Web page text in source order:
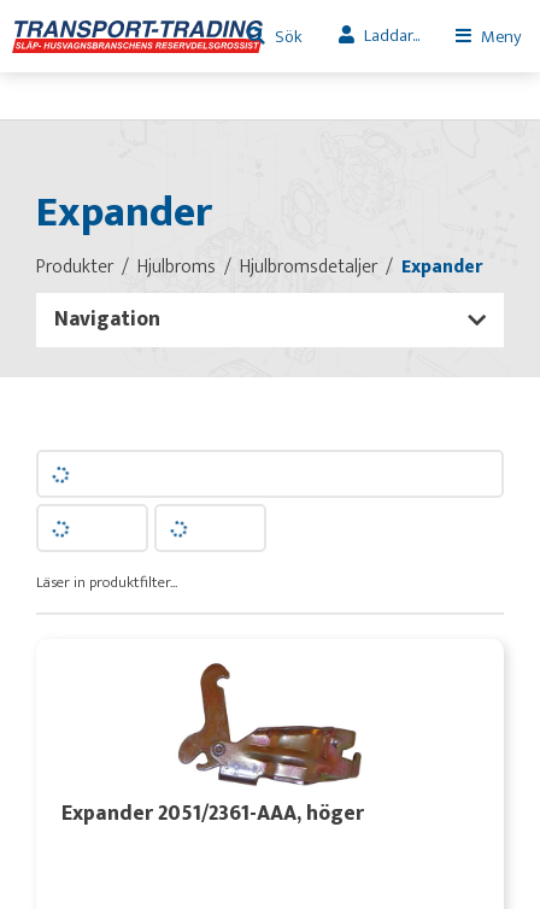
Sök Laddar... Meny
Expander
Produkter Hjulbroms Hjulbromsdetaljer Expander
Navigation
Läser in produktfilter...
Expander 2051/2361-AAA, höger